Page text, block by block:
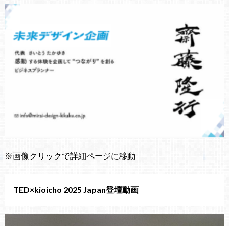
※画像クリックで詳細ページに移動
TED×kioicho 2025 Japan登壇動画